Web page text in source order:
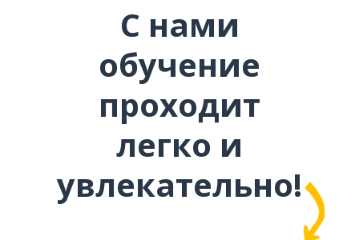
С нами
обучение
проходит
легко и
увлекательно!